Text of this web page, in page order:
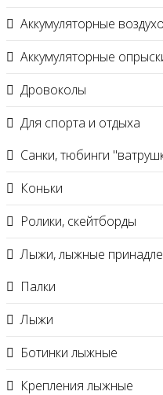
Аккумуляторные
Аккумуляторные
Дровоколы
Для спорта и отдыха
Санки, тюбинги
Коньки
Ролики, скейтборды
Лыжи, лыжные
Палки
Лыжи
Ботинки лыжные
Крепления лыжные